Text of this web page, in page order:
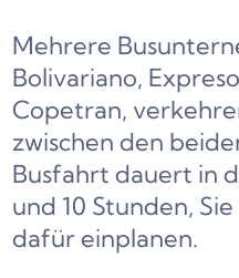
Mehrere
Bolivariano,
Copetran,
zwischen den
Busfahrt dauert in
und 10 Stunden,
dafür einplanen.